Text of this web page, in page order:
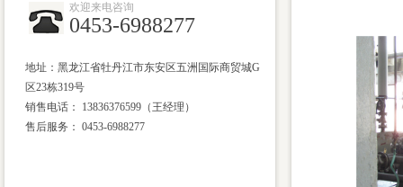
欢迎来电咨询
0453-6988277
地址：黑龙江省牡丹江市东安区五洲国际商贸城G
区23栋319号
销售电话： 13836376599（王经理）
售后服务： 0453-6988277